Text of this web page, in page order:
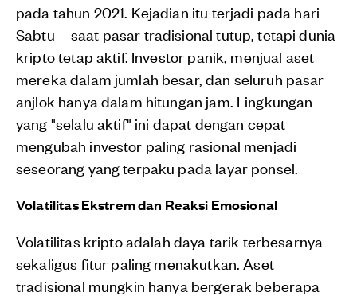
pada tahun 2021. Kejadian itu terjadi pada hari
Sabtu—saat pasar tradisional tutup, tetapi dunia
kripto tetap aktif. Investor panik, menjual aset
mereka dalam jumlah besar, dan seluruh pasar
anjlok hanya dalam hitungan jam. Lingkungan
yang "selalu aktif" ini dapat dengan cepat
mengubah investor paling rasional menjadi
seseorang yang terpaku pada layar ponsel.
Volatilitas Ekstrem dan Reaksi Emosional
Volatilitas kripto adalah daya tarik terbesarnya
sekaligus fitur paling menakutkan. Aset
tradisional mungkin hanya bergerak beberapa